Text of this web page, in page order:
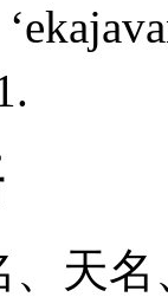
天